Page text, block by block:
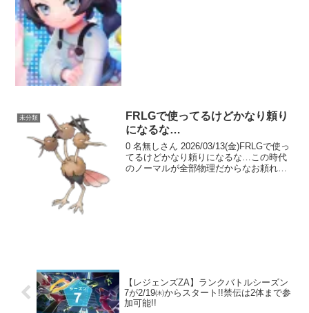
未分類
FRLGで使ってるけどかなり頼り
になるな…
0 名無しさん 2026/03/13(金)FRLGで使っ
てるけどかなり頼りになるな…この時代
のノーマルが全部物理だからなお頼れる
【レジェンズZA】ランクバトルシーズン
7が2/19㈭からスタート!!禁伝は2体まで参
加可能!!